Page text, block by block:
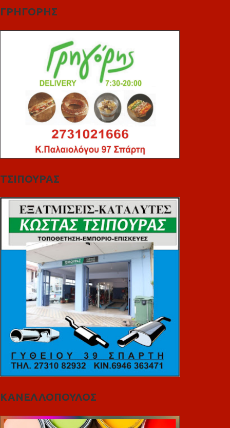
ΓΡΗΓΟΡΗΣ
ΤΣΙΠΟΥΡΑΣ
ΚΑΝΕΛΛΟΠΟΥΛΟΣ